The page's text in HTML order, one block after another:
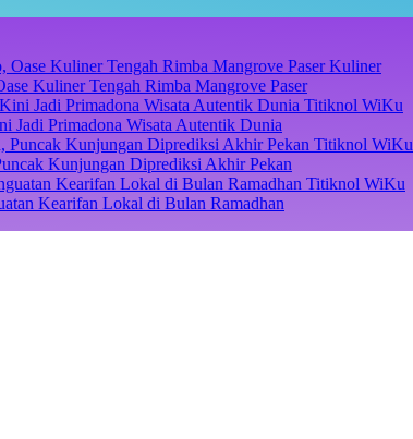
Kuliner
Kuliner Tengah Rimba Mangrove Paser
Titiknol WiKu
Jadi Primadona Wisata Autentik Dunia
Titiknol WiKu
Kunjungan Diprediksi Akhir Pekan
Titiknol WiKu
Kearifan Lokal di Bulan Ramadhan